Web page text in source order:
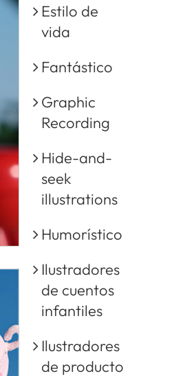
Estilo de
vida
Fantástico
Graphic
Recording
Hide-and-
seek
illustrations
Humorístico
Ilustradores
de cuentos
infantiles
Ilustradores
de producto